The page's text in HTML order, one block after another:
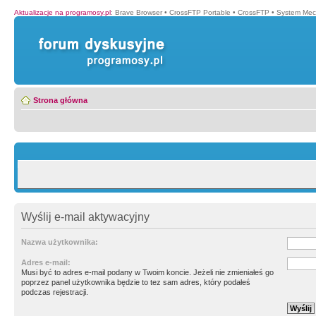
Aktualizacje na programosy.pl: Brave Browser • CrossFTP Portable • CrossFTP • System
Strona główna
Wyślij e-mail aktywacyjny
Nazwa użytkownika:
Adres e-mail:
Musi być to adres e-mail podany w Twoim koncie. Jeżeli nie zmieniałeś go
poprzez panel użytkownika będzie to tez sam adres, który podałeś
podczas rejestracji.